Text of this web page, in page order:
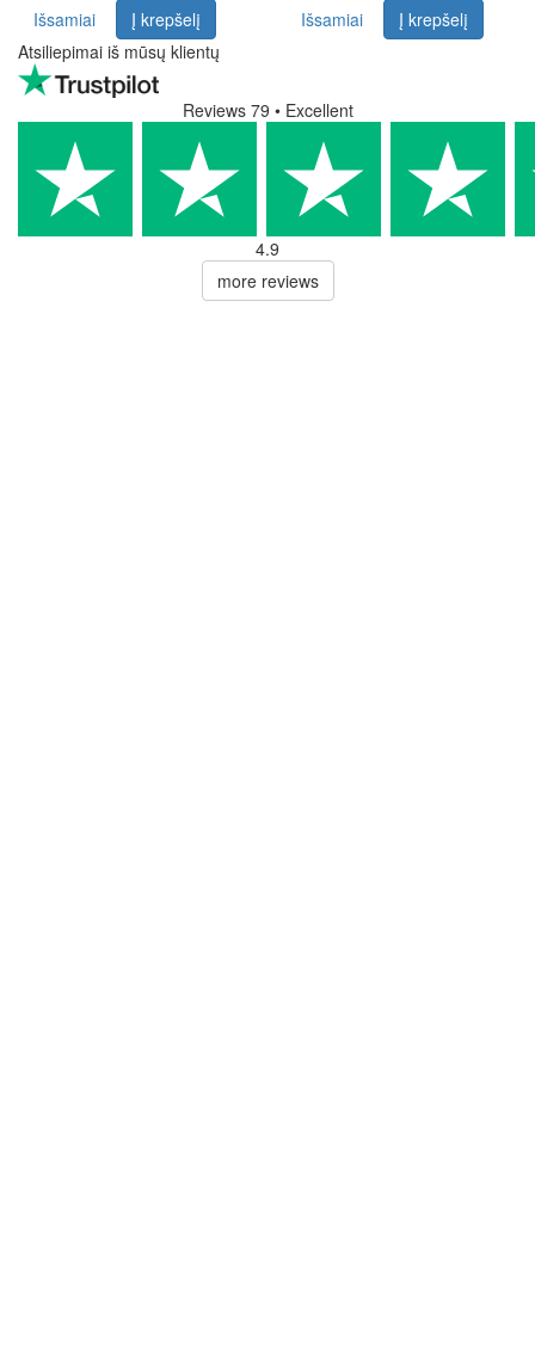
Išsamiai Į krepšelį Išsamiai
Į krepšelį
Atsiliepimai iš mūsų klientų
Reviews 79 • Excellent
4.9
more reviews